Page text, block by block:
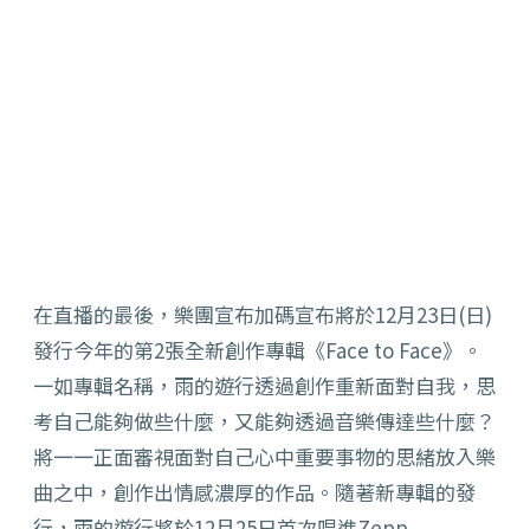
在直播的最後，樂團宣布加碼宣布將於12月23日(日)
發行今年的第2張全新創作專輯《Face to Face》。
一如專輯名稱，雨的遊行透過創作重新面對自我，思
考自己能夠做些什麼，又能夠透過音樂傳達些什麼？
將一一正面審視面對自己心中重要事物的思緒放入樂
曲之中，創作出情感濃厚的作品。隨著新專輯的發